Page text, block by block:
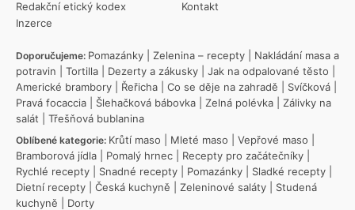
Redakční etický kodex
Inzerce
Kontakt
Doporučujeme: Pomazánky Zelenina – recepty
Nakládání masa a
potravin
Tortilla Dezerty a zákusky Jak na odpalované těsto
Americké brambory
Řeřicha Co se děje na zahradě Svíčková
Pravá focaccia
Šlehačková bábovka Zelná polévka
Zálivky na
salát
Třešňová bublanina
Oblíbené kategorie: Krůtí maso Mleté maso Vepřové maso
Bramborová jídla
Pomalý hrnec Recepty pro začátečníky
Rychlé recepty
Snadné recepty Pomazánky Sladké recepty
Dietní recepty
Česká kuchyně Zeleninové saláty
Studená
kuchyně
Dorty